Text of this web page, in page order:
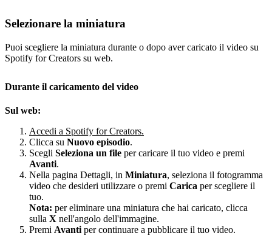
Selezionare la miniatura
Puoi scegliere la miniatura durante o dopo aver caricato il video su
Spotify for Creators su web.
Durante il caricamento del video
Sul web:
Accedi a Spotify for Creators.
Clicca su Nuovo episodio.
Scegli Seleziona un file per caricare il tuo video e premi
Avanti.
Nella pagina Dettagli, in Miniatura, seleziona il fotogramma
video che desideri utilizzare o premi Carica per scegliere il
tuo.
Nota: per eliminare una miniatura che hai caricato, clicca
sulla X nell'angolo dell'immagine.
Premi Avanti per continuare a pubblicare il tuo video.